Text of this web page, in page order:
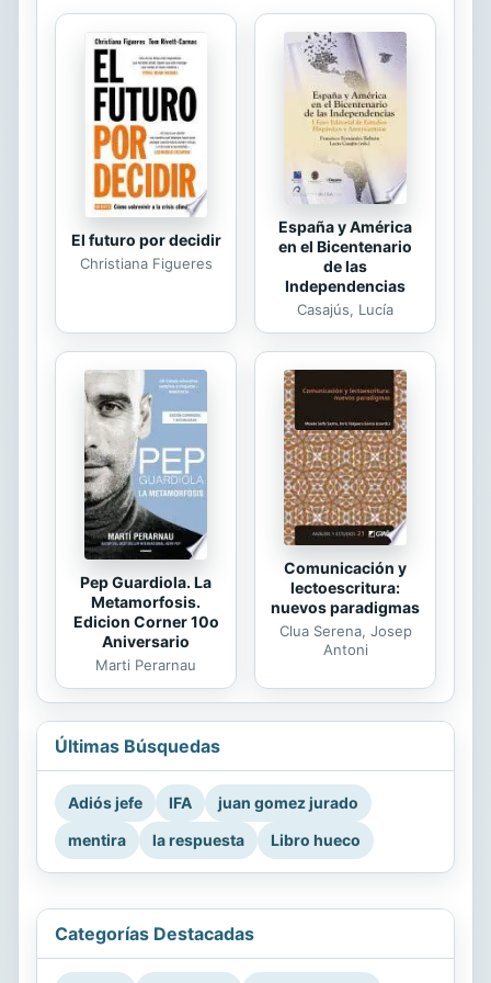
aprendido, a saber, conocimientos e
instrumentaciones. La tesis basal
que en él se defiende apunta al
carácter sistémico y, por ende,
imprescindiblemente jerárquico, que
ha de permear la elaboración de las
estructuras psíquicas cognitivas...
El futuro por decidir
Christiana Figueres
España y América
en el Bicentenario
de las
Independencias
Casajús, Lucía
Pep Guardiola. La
Metamorfosis.
Edicion Corner 10o
Aniversario
Marti Perarnau
Comunicación y
lectoescritura:
nuevos paradigmas
Clua Serena, Josep
Antoni
Últimas Búsquedas
Adiós jefe IFA
juan gomez jurado
mentira
la respuesta Libro hueco
Categorías Destacadas